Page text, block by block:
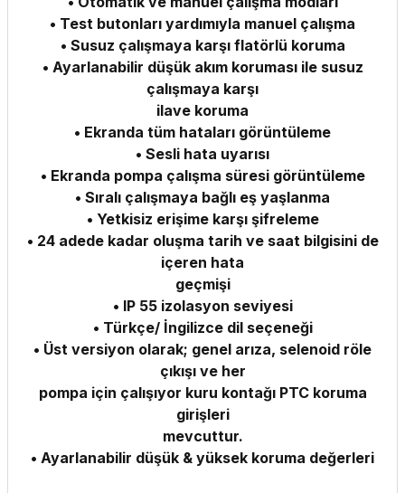
• Test butonları yardımıyla manuel çalışma
• Susuz çalışmaya karşı flatörlü koruma
• Ayarlanabilir düşük akım koruması ile susuz
çalışmaya karşı
ilave koruma
• Ekranda tüm hataları görüntüleme
• Sesli hata uyarısı
• Ekranda pompa çalışma süresi görüntüleme
• Sıralı çalışmaya bağlı eş yaşlanma
• Yetkisiz erişime karşı şifreleme
• 24 adede kadar oluşma tarih ve saat bilgisini de
içeren hata
geçmişi
• IP 55 izolasyon seviyesi
• Türkçe/ İngilizce dil seçeneği
• Üst versiyon olarak; genel arıza, selenoid röle
çıkışı ve her
pompa için çalışıyor kuru kontağı PTC koruma
girişleri
mevcuttur.
• Ayarlanabilir düşük & yüksek koruma değerleri